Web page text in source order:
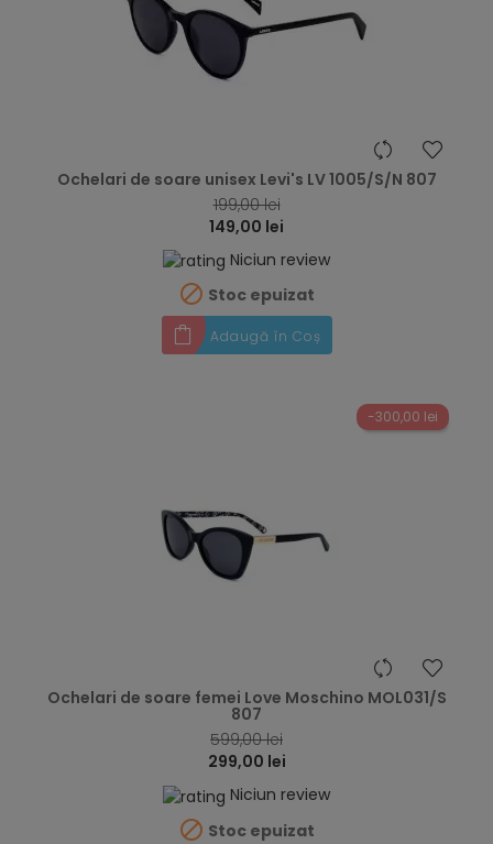
Ochelari de soare unisex Levi's LV 1005/S/N 807
199,00 lei
149,00 lei
Niciun review
 Stoc epuizat
Adaugă în Coș
-300,00 lei
Ochelari de soare femei Love Moschino MOL031/S
807
599,00 lei
299,00 lei
Niciun review
 Stoc epuizat